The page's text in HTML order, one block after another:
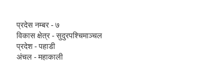
प्रदेस नम्बर - ७
विकास क्षेत्र - सुदुरपश्चिमाञ्चल
प्रदेश - पहाडी
अंचल - महाकाली